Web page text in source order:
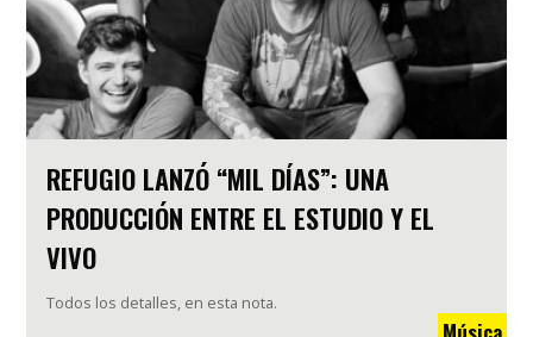
REFUGIO LANZÓ “MIL DÍAS”: UNA
PRODUCCIÓN ENTRE EL ESTUDIO Y EL
VIVO
Todos los detalles, en esta nota.